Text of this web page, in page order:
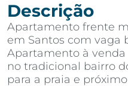
Descrição
Apartamento frente
em Santos com vaga
Apartamento à
no tradicional bairro
para a praia e